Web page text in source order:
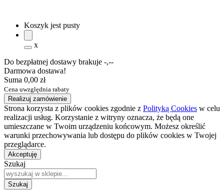
Koszyk jest pusty
x
Do bezpłatnej dostawy brakuje -,--
Darmowa dostawa!
Suma 0,00 zł
Cena uwzględnia rabaty
Realizuj zamówienie
Strona korzysta z plików cookies zgodnie z Polityką Cookies w celu
realizacji usług. Korzystanie z witryny oznacza, że będą one
umieszczane w Twoim urządzeniu końcowym. Możesz określić
warunki przechowywania lub dostępu do plików cookies w Twojej
przeglądarce.
Akceptuję
Szukaj